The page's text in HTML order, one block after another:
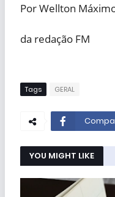
Por Wellton
da redação FM
Tags GERAL
YOU MIGHT LIKE